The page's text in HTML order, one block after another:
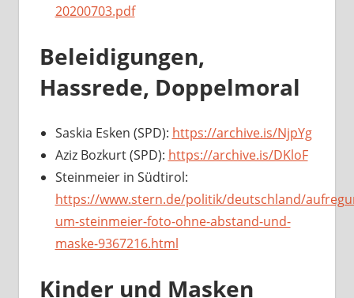
20200703.pdf
Beleidigungen,
Hassrede, Doppelmoral
Saskia Esken (SPD): https://archive.is/NjpYg
Aziz Bozkurt (SPD): https://archive.is/DKloF
Steinmeier in Südtirol:
https://www.stern.de/politik/deutschland/
um-steinmeier-foto-ohne-abstand-und-
maske-9367216.html
Kinder und Masken